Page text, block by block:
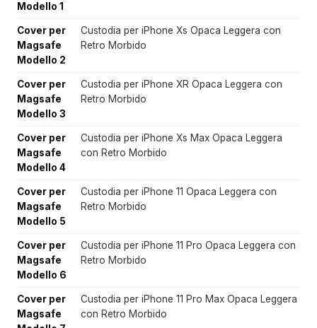
Modello 1
Cover per
Magsafe
Modello 2
Custodia per iPhone Xs Opaca Leggera con
Retro Morbido
Cover per
Magsafe
Modello 3
Custodia per iPhone XR Opaca Leggera con
Retro Morbido
Cover per
Magsafe
Modello 4
Custodia per iPhone Xs Max Opaca Leggera
con Retro Morbido
Cover per
Magsafe
Modello 5
Custodia per iPhone 11 Opaca Leggera con
Retro Morbido
Cover per
Magsafe
Modello 6
Custodia per iPhone 11 Pro Opaca Leggera con
Retro Morbido
Cover per
Magsafe
Custodia per iPhone 11 Pro Max Opaca Leggera
con Retro Morbido